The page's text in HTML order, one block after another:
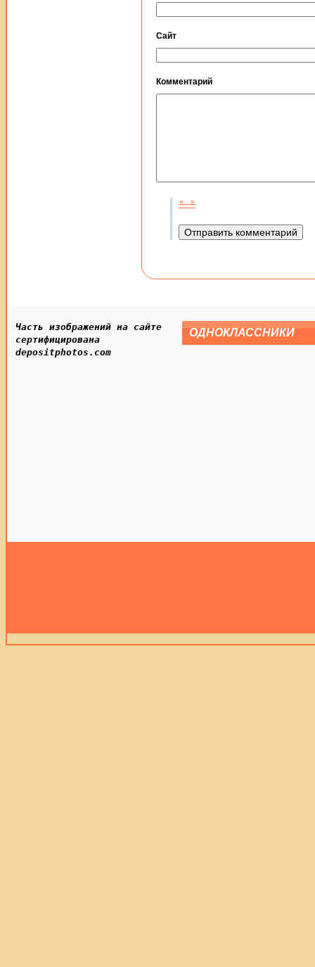
Сайт
Комментарий
Часть изображений на сайте
сертифицирована
depositphotos.com
ОДНОКЛАССНИКИ